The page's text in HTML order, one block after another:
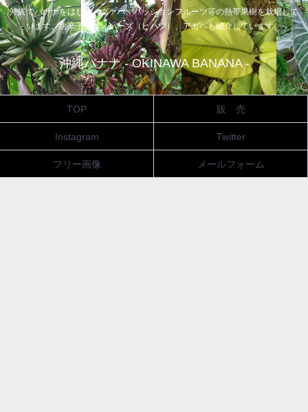
沖縄でバナナをはじめ、グァバ、パッションフルーツ等の熱帯果樹を栽培して
います。唐辛子、ピィパーズ（ヒハツ）、アガベも紹介しています。
沖縄バナナ - OKINAWA BANANA -
TOP 販 売
Instagram Twitter
フリー画像 メールフォーム